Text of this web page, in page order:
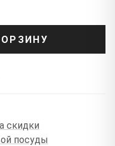
скидки
посуды